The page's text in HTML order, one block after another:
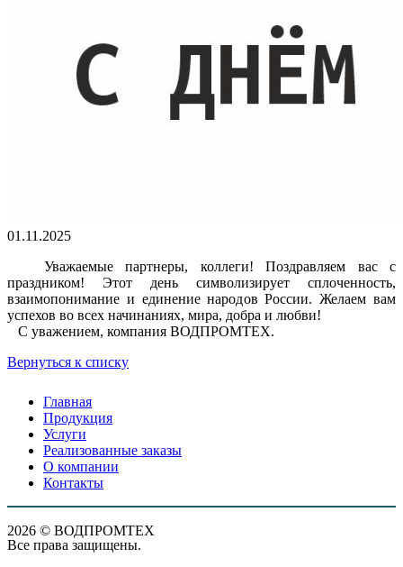
01.11.2025
Уважаемые партнеры, коллеги! Поздравляем вас с
праздником! Этот день символизирует сплоченность,
взаимопонимание и единение народов России. Желаем вам
успехов во всех начинаниях, мира, добра и любви!
С уважением, компания ВОДПРОМТЕХ.
Вернуться к списку
Главная
Продукция
Услуги
Реализованные заказы
О компании
Контакты
2026 © ВОДПРОМТЕХ
Все права защищены.